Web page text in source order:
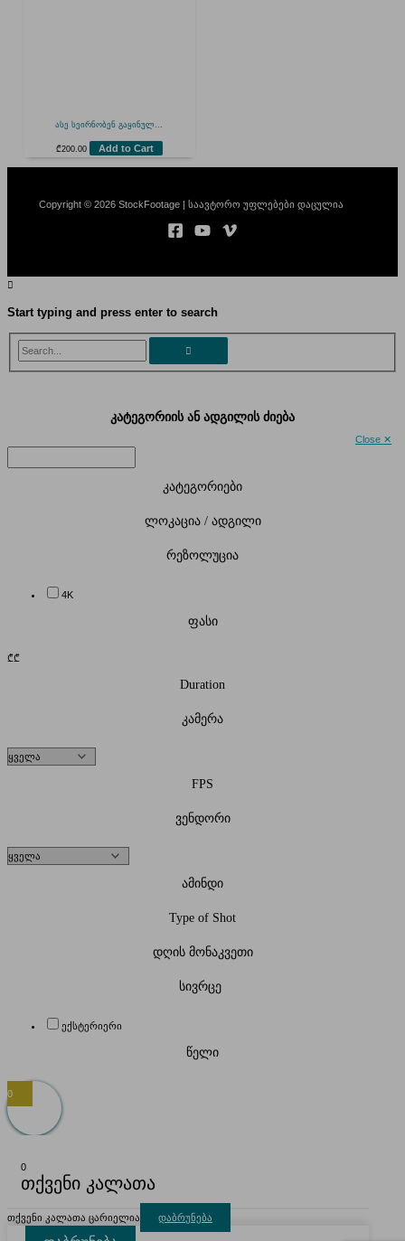
ასე სეირნობენ გაყინულ...
₾200.00 Add to Cart
Copyright © 2026 StockFootage | საავტორო უფლებები დაცულია
Start typing and press enter to search
Close ✕
კატეგორიის ან ადგილის ძიება
კატეგორიები
ლოკაცია / ადგილი
რეზოლუცია
4K
ფასი
₾₾
Duration
კამერა
FPS
ვენდორი
ამინდი
Type of Shot
დღის მონაკვეთი
სივრცე
ექსტერიერი
წელი
0
0
თქვენი კალათა
თქვენი კალათა ცარიელია დაბრუნება